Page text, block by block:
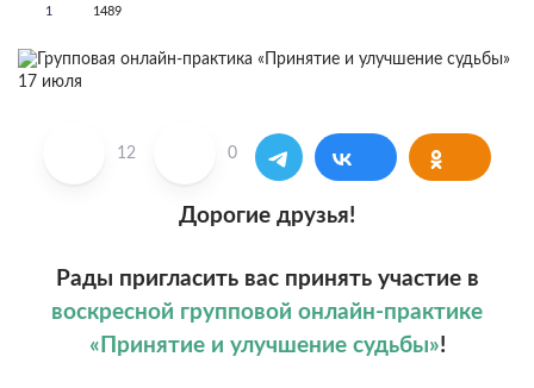
1 1489
12 0
Дорогие друзья!
Рады пригласить вас принять участие в
воскресной групповой онлайн-практике
«Принятие и улучшение судьбы»!